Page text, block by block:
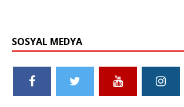
SOSYAL MEDYA